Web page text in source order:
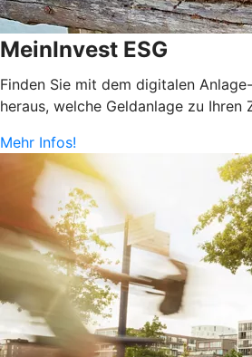
MeinInvest ESG
Finden Sie mit dem digitalen
heraus, welche Geldanlage zu Ihren
Mehr Infos!